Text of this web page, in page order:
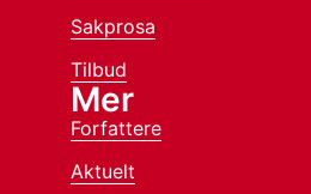
Sakprosa
Tilbud
Mer
Forfattere
Aktuelt